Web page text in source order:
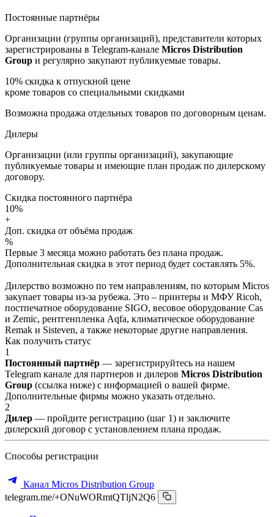
Постоянные партнёры
Организации (группы организаций), представители которых
зарегистрированы в Telegram-канале Micros Distribution
Group и регулярно закупают публикуемые товары.
10% скидка к отпускной цене
кроме товаров со специальными скидками
Возможна продажа отдельных товаров по договорным ценам.
Дилеры
Организации (или группы организаций), закупающие
публикуемые товары и имеющие план продаж по дилерскому
договору.
Скидка постоянного партнёра
10%
+
Доп. скидка от объёма продаж
%
Первые 3 месяца можно работать без плана продаж.
Дополнительная скидка в этот период будет составлять 5%.
Дилерство возможно по тем направлениям, по которым Micros
закупает товары из-за рубежа. Это – принтеры и МФУ Ricoh,
постпечатное оборудование SIGO, весовое оборудование Cas
и Zemic, рентгенпленка Aqfa, климатическое оборудование
Remak и Sisteven, а также некоторые другие направления.
Как получить статус
1
Постоянный партнёр — зарегистрируйтесь на нашем
Telegram канале для партнеров и дилеров Micros Distribution
Group (ссылка ниже) с информацией о вашей фирме.
Дополнительные фирмы можно указать отдельно.
2
Дилер — пройдите регистрацию (шаг 1) и заключите
дилерский договор с установлением плана продаж.
Способы регистрации
Канал Micros Distribution Group
telegram.me/+ONuWORmtQTljN2Q6